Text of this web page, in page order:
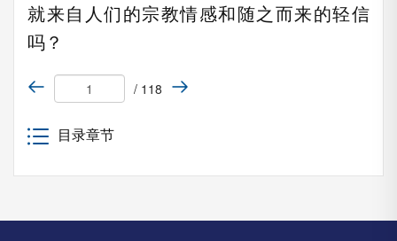
就来自人们的宗教情感和随之而来的轻信
吗？
/ 118
目录章节